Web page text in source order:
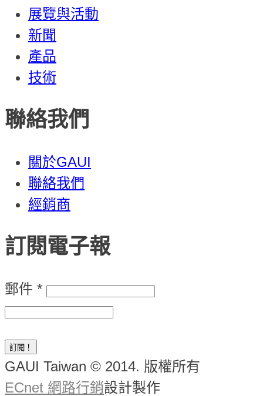
展覽與活動
新聞
產品
技術
聯絡我們
關於GAUI
聯絡我們
經銷商
訂閱電子報
郵件 *
GAUI Taiwan © 2014. 版權所有
ECnet 網路行銷設計製作